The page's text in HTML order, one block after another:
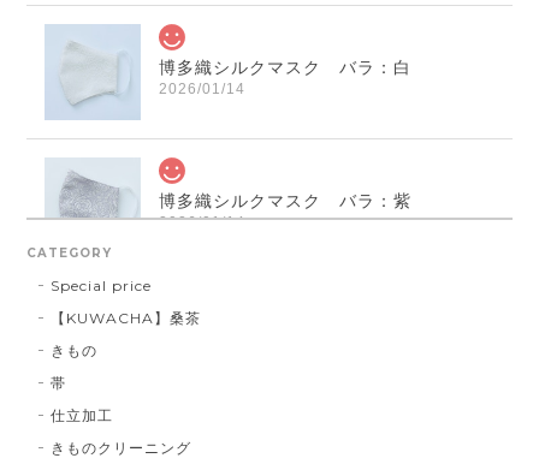
博多織シルクマスク バラ：白
2026/01/14
博多織シルクマスク バラ：紫
2026/01/14
CATEGORY
Special price
【KUWACHA】桑茶
きもの
帯
仕立加工
きものクリーニング